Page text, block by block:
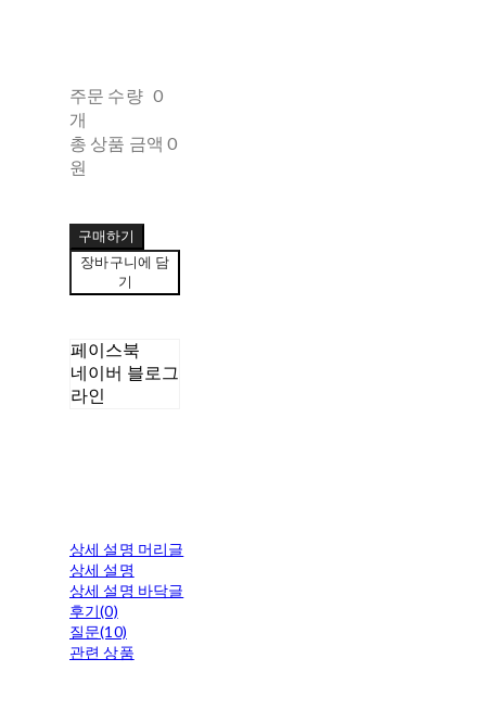
주문 수량 0
개
총 상품 금액 0
원
구매하기
장바구니에 담
기
페이스북
네이버 블로그
라인
상세 설명 머리글
상세 설명
상세 설명 바닥글
후기(0)
질문(10)
관련 상품